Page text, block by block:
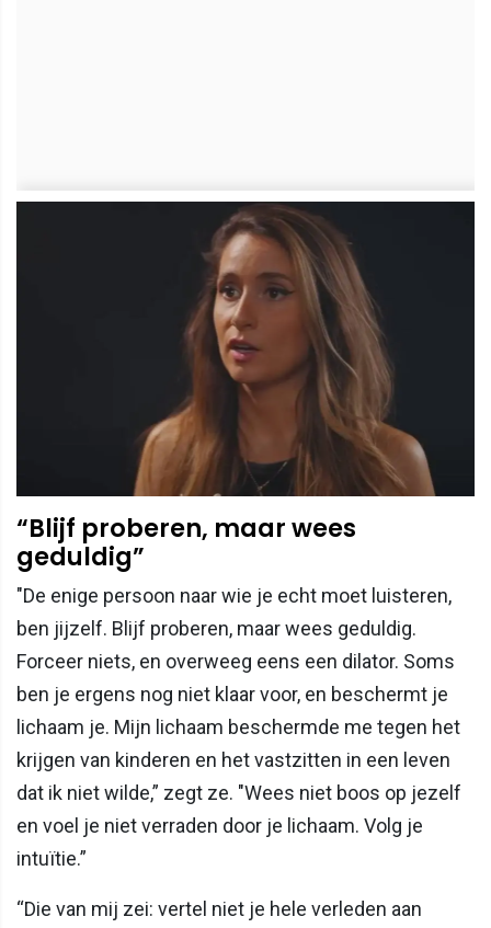
“Blijf proberen, maar wees
geduldig”
"De enige persoon naar wie je echt moet luisteren,
ben jijzelf. Blijf proberen, maar wees geduldig.
Forceer niets, en overweeg eens een dilator. Soms
ben je ergens nog niet klaar voor, en beschermt je
lichaam je. Mijn lichaam beschermde me tegen het
krijgen van kinderen en het vastzitten in een leven
dat ik niet wilde,” zegt ze. "Wees niet boos op jezelf
en voel je niet verraden door je lichaam. Volg je
intuïtie.”
“Die van mij zei: vertel niet je hele verleden aan